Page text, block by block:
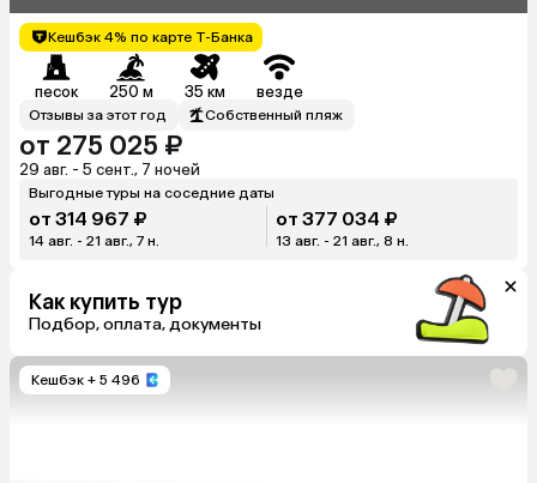
Кешбэк 4% по карте Т-Банка
песок 250 м 35 км везде
Отзывы за этот год Собственный пляж
от 275 025 ₽
29 авг. - 5 сент., 7 ночей
Выгодные туры на соседние даты
от 314 967 ₽
14 авг. - 21 авг., 7 н.
от 377 034 ₽
13 авг. - 21 авг., 8 н.
Как купить тур
Подбор, оплата, документы
Кешбэк + 5 496